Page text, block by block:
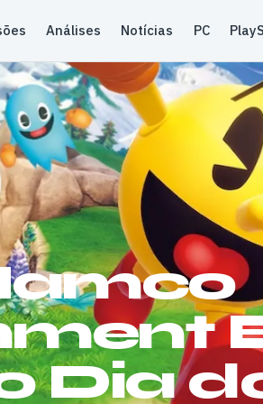
Análises Notícias PC
Dia